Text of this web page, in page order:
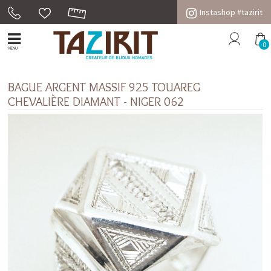
Instashop #tazirit
MENU 0
BAGUE ARGENT MASSIF 925 TOUAREG
CHEVALIÈRE DIAMANT - NIGER 062